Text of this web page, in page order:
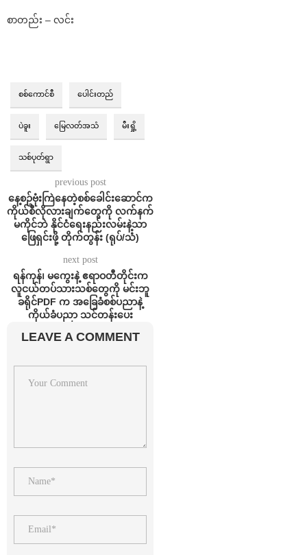
စာတည်း – လင်း
စစ်ကောင်စီ ပေါင်းတည်
ပဲခူး မြေလတ်အသံ မီးရှို့
သစ်ပုတ်ရွာ
previous post
နေ့စဥ်ဗုံးကြဲနေတဲ့စစ်ခေါင်းဆောင်က
ကိုယ်စီလိုလားချက်တွေကို လက်နက်
မကိုင်ဘဲ နိုင်ငံရေးနည်းလမ်းနဲ့သာ
ဖြေရှင်းဖို့ တိုက်တွန်း (ရုပ်/သံ)
next post
ရန်ကုန်၊ မကွေးနဲ့ ဧရာဝတီတိုင်းက
လူငယ်တပ်သားသစ်တွေကို မင်းဘူ
ခရိုင်PDF က အခြေခံစစ်ပညာနဲ့
ကိုယ်ခံပညာ သင်တန်းပေး
LEAVE A COMMENT